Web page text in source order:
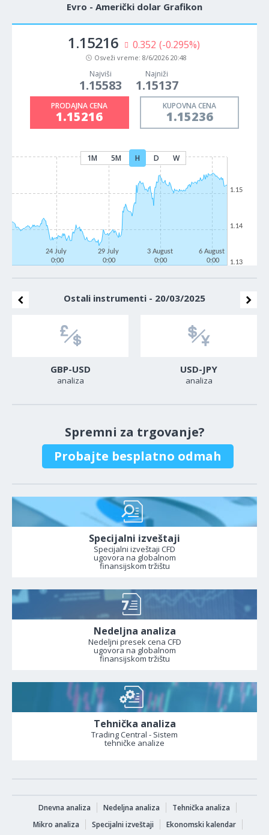
Evro - Američki dolar Grafikon
1.15216 0.352 (-0.295%)
Osveži vreme: 8/6/2026 20:48
Najviši
1.15583
Najniži
1.15137
PRODAJNA CENA
1.15216
KUPOVNA CENA
1.15236
1M 5M H D W
24 July
0:00
29 July
0:00
3 August
0:00
6 August
0:00
1.13
1.14
1.15
Ostali instrumenti - 20/03/2025
GBP-USD
analiza
USD-JPY
analiza
Spremni za trgovanje?
Probajte besplatno odmah
Specijalni izveštaji
Specijalni izveštaji CFD
ugovora na globalnom
finansijskom tržištu
Nedeljna analiza
Nedeljni presek cena CFD
ugovora na globalnom
finansijskom tržištu
Tehnička analiza
Trading Central - Sistem
tehničke analize
Dnevna analiza Nedeljna analiza
Tehnička analiza
Mikro analiza
Specijalni izveštaji Ekonomski kalendar